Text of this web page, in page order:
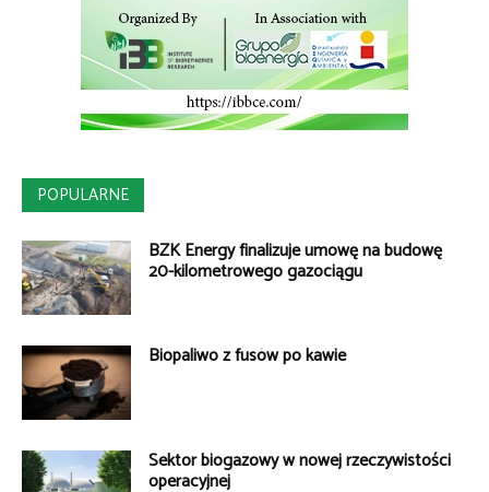
POPULARNE
BZK Energy finalizuje umowę na budowę
20-kilometrowego gazociągu
Biopaliwo z fusów po kawie
Sektor biogazowy w nowej rzeczywistości
operacyjnej